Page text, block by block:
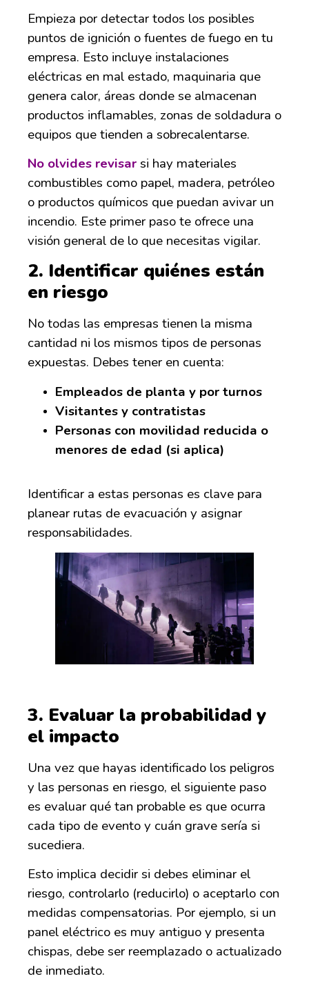
Empieza por detectar todos los posibles
puntos de ignición o fuentes de fuego en tu
empresa. Esto incluye instalaciones
eléctricas en mal estado, maquinaria que
genera calor, áreas donde se almacenan
productos inflamables, zonas de soldadura o
equipos que tienden a sobrecalentarse.
No olvides revisarsi hay materiales
combustibles como papel, madera, petróleo
o productos químicos que puedan avivar un
incendio. Este primer paso te ofrece una
visión general de lo que necesitas vigilar.
2. Identificar quiénes están
en riesgo
No todas las empresas tienen la misma
cantidad ni los mismos tipos de personas
expuestas. Debes tener en cuenta:
Empleados de planta y por turnos
Visitantes y contratistas
Personas con movilidad reducida o
menores de edad (si aplica)
Identificar a estas personas es clave para
planear rutas de evacuación y asignar
responsabilidades.
3. Evaluar la probabilidad y
el impacto
Una vez que hayas identificado los peligros
y las personas en riesgo, el siguiente paso
es evaluar qué tan probable es que ocurra
cada tipo de evento y cuán grave sería si
sucediera.
Esto implica decidir si debes eliminar el
riesgo, controlarlo (reducirlo) o aceptarlo con
medidas compensatorias. Por ejemplo, si un
panel eléctrico es muy antiguo y presenta
chispas, debe ser reemplazado o actualizado
de inmediato.